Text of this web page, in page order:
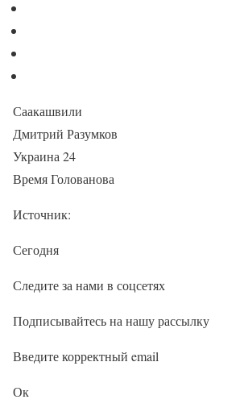
Саакашвили
Дмитрий Разумков
Украина 24
Время Голованова
Источник:
Сегодня
Следите за нами в соцсетях
Подписывайтесь на нашу рассылку
Введите корректный email
Ок